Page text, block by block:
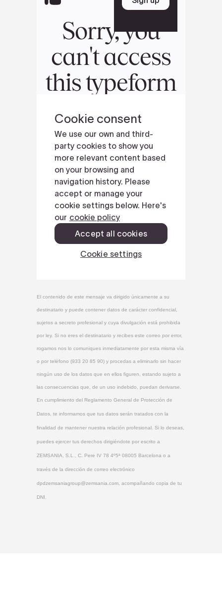
El contenido de este mensaje va dirigido únicamente a su
destinatario y puede contener datos de carácter confidencial,
sujetos a secreto profesional y cuya divulgación está prohibida
por ley. Si no eres el destinatario y recibes este correo por error,
rogamos nos lo comuniques inmediatamente por esta misma vía
o por teléfono (933 20 85 90) y procedas a eliminarlo sin hacer
ningún uso de los datos que en ellos figuren, estando sujeto a
las consecuencias que, de un uso indebido, puedan derivarse.
En cumplimiento del Reglamento General de Protección de
Datos, te informamos que tus datos serán tratados con la
finalidad de mantener nuestra relación profesional. Si lo deseas,
puedes ejercer tus derechos dirigiéndote por escrito a
ZEMSANIA, S.L., C. Pere IV 78 4º5ª 08005 Barcelona o a
través de la dirección de correo electrónico
dpdzemsaniagroup@zemsania.com, acompañando copia de tu
DNI.